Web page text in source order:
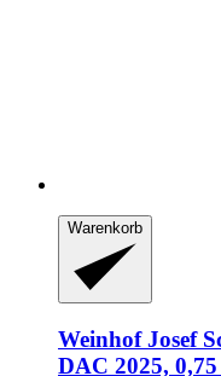
Warenkorb
Weinhof Josef
DAC 2025,